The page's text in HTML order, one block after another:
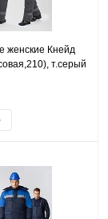
женские Кнейд
т.серый